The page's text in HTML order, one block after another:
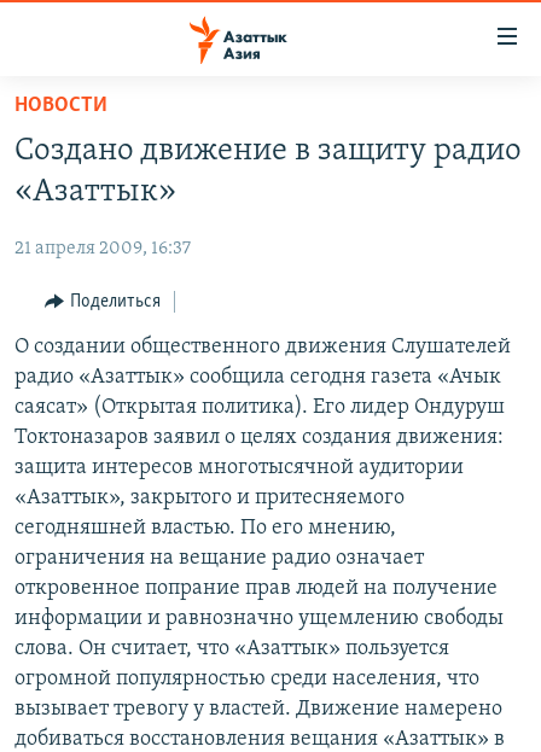
Вернуться
основному
содержанию
навигации
Вернутся
поиску
УЗБЕКИСТАН
ТАДЖИКИСТАН
НОВОСТИ
НА ДРУГИХ ЯЗЫКАХ
ҚАЗАҚША
КЫРГЫЗЧА
ЎЗБЕКЧА
ТОҶИКӢ
TÜRKMENÇE
Все сайты РСЕ/РС
НОВОСТИ
Создано движение в защиту радио
«Азаттык»
21 апреля 2009, 16:37
Поделиться
О создании общественного движения Слушателей
радио «Азаттык» сообщила сегодня газета «Ачык
саясат» (Открытая политика). Его лидер Ондуруш
Токтоназаров заявил о целях создания движения:
защита интересов многотысячной аудитории
«Азаттык», закрытого и притесняемого
сегодняшней властью. По его мнению,
ограничения на вещание радио означает
откровенное попрание прав людей на получение
информации и равнозначно ущемлению свободы
слова. Он считает, что «Азаттык» пользуется
огромной популярностью среди населения, что
вызывает тревогу у властей. Движение намерено
добиваться восстановления вещания «Азаттык» в